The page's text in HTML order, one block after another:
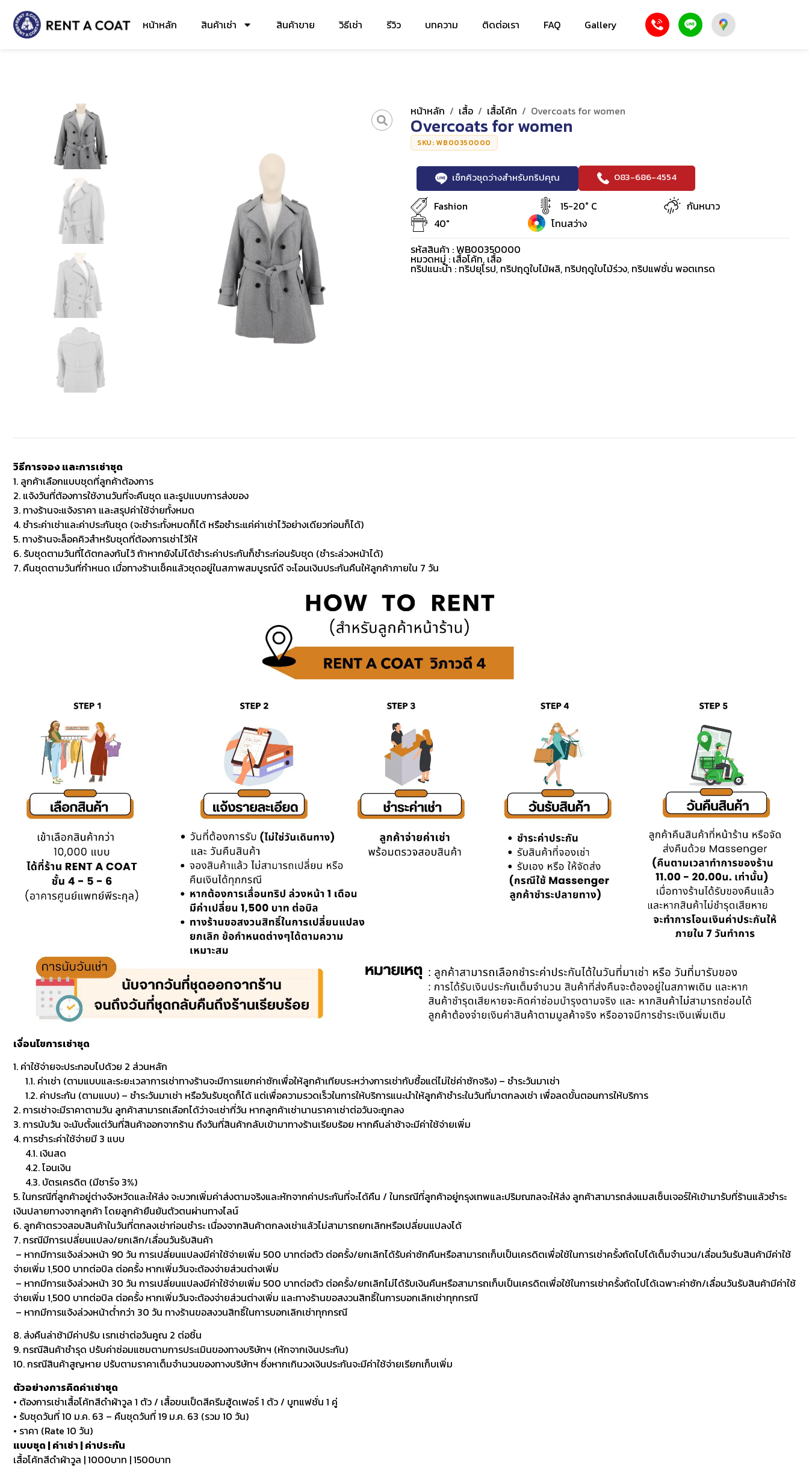
หน้าหลัก สินค้าเช่า สินค้าขาย วิธีเช่า รีวิว บทความ ติดต่อเรา FAQ Gallery
หน้าหลัก / เสื้อ / เสื้อโค้ท / Overcoats for women
Overcoats for women
SKU: WB00350000
เช็กคิวชุดว่างสำหรับทริปคุณ 083-686-4554
Fashion 15-20° C
กันหนาว
40"
โทนสว่าง
รหัสสินค้า : WB00350000
หมวดหมู่ : เสื้อโค้ท, เสื้อ
ทริปแนะนำ : ทริปยุโรป, ทริปฤดูใบไม้ผลิ, ทริปฤดูใบไม้ร่วง, ทริปแฟชั่น พอตเทรด
วิธีการจอง และการเช่าชุด
1. ลูกค้าเลือกแบบชุดที่ลูกค้าต้องการ
2. แจ้งวันที่ต้องการใช้งานวันที่จะคืนชุด และรูปแบบการส่งของ
3. ทางร้านจะแจ้งราคา และสรุปค่าใช้จ่ายทั้งหมด
4. ชำระค่าเช่าและค่าประกันชุด (จะชำระทั้งหมดก็ได้ หรือชำระแค่ค่าเช่าไว้อย่างเดียวก่อนก็ได้)
5. ทางร้านจะล็อคคิวสำหรับชุดที่ต้องการเช่าไว้ให้
6. รับชุดตามวันที่ได้ตกลงกันไว้ ถ้าหากยังไม่ได้ชำระค่าประกันก็ชำระก่อนรับชุด (ชำระล่วงหน้าได้)
7. คืนชุดตามวันที่กำหนด เมื่อทางร้านเช็คแล้วชุดอยู่ในสภาพสมบูรณ์ดี จะโอนเงินประกันคืนให้ลูกค้าภายใน 7 วัน
เงื่อนไขการเช่าชุด
1. ค่าใช้จ่ายจะประกอบไปด้วย 2 ส่วนหลัก
1.1. ค่าเช่า (ตามแบบและระยะเวลาการเช่าทางร้านจะมีการแยกค่าซักเพื่อให้ลูกค้าเทียบระหว่างการเช่ากับซื้อแต่ไม่ใช่ค่าซักจริง) – ชำระวันมาเช่า
1.2. ค่าประกัน (ตามแบบ) – ชำระวันมาเช่า หรือวันรับชุดก็ได้ แต่เพื่อความรวดเร็วในการให้บริการแนะนำให้ลูกค้าชำระในวันที่มาตกลงเช่า เพื่อลดขั้นตอนการให้บริการ
2. การเช่าจะมีราคาตามวัน ลูกค้าสามารถเลือกได้ว่าจะเช่ากี่วัน หากลูกค้าเช่านานราคาเช่าต่อวันจะถูกลง
3. การนับวัน จะนับตั้งแต่วันที่สินค้าออกจากร้าน ถึงวันที่สินค้ากลับเข้ามาทางร้านเรียบร้อย หากคืนล่าช้าจะมีค่าใช้จ่ายเพิ่ม
4. การชำระค่าใช้จ่ายมี 3 แบบ
4.1. เงินสด
4.2. โอนเงิน
4.3. บัตรเครดิต (มีชาร์จ 3%)
5. ในกรณีที่ลูกค้าอยู่ต่างจังหวัดและให้ส่ง จะบวกเพิ่มค่าส่งตามจริงและหักจากค่าประกันที่จะได้คืน / ในกรณีที่ลูกค้าอยู่กรุงเทพและปริมณฑลจะให้ส่ง ลูกค้าสามารถส่งแมสเซ็นเจอร์ให้เข้ามารับที่ร้านแล้วชำระ
เงินปลายทางจากลูกค้า โดยลูกค้ายืนยันตัวตนผ่านทางไลน์
6. ลูกค้าตรวจสอบสินค้าในวันที่ตกลงเช่าก่อนชำระ เนื่องจากสินค้าตกลงเช่าแล้วไม่สามารถยกเลิกหรือเปลี่ยนแปลงได้
7. กรณีมีการเปลี่ยนแปลง/ยกเลิก/เลื่อนวันรับสินค้า
– หากมีการแจ้งล่วงหน้า 90 วัน การเปลี่ยนแปลงมีค่าใช้จ่ายเพิ่ม 500 บาทต่อตัว ต่อครั้ง/ยกเลิกได้รับค่าซักคืนหรือสามารถเก็บเป็นเครดิตเพื่อใช้ในการเช่าครั้งถัดไปได้เต็มจำนวน/เลื่อนวันรับสินค้ามีค่าใช้
จ่ายเพิ่ม 1,500 บาทต่อบิล ต่อครั้ง หากเพิ่มวันจะต้องจ่ายส่วนต่างเพิ่ม
– หากมีการแจ้งล่วงหน้า 30 วัน การเปลี่ยนแปลงมีค่าใช้จ่ายเพิ่ม 500 บาทต่อตัว ต่อครั้ง/ยกเลิกไม่ได้รับเงินคืนหรือสามารถเก็บเป็นเครดิตเพื่อใช้ในการเช่าครั้งถัดไปได้เฉพาะค่าซัก/เลื่อนวันรับสินค้ามีค่าใช้
จ่ายเพิ่ม 1,500 บาทต่อบิล ต่อครั้ง หากเพิ่มวันจะต้องจ่ายส่วนต่างเพิ่ม และทางร้านขอสงวนสิทธิ์ในการบอกเลิกเช่าทุกกรณี
– หากมีการแจ้งล่วงหน้าต่ำกว่า 30 วัน ทางร้านขอสงวนสิทธิ์ในการบอกเลิกเช่าทุกกรณี
8. ส่งคืนล่าช้ามีค่าปรับ เรทเช่าต่อวันคูณ 2 ต่อชิ้น
9. กรณีสินค้าชำรุด ปรับค่าซ่อมแซมตามการประเมินของทางบริษัทฯ (หักจากเงินประกัน)
10. กรณีสินค้าสูญหาย ปรับตามราคาเต็มจำนวนของทางบริษัทฯ ซึ่งหากเกินวงเงินประกันจะมีค่าใช้จ่ายเรียกเก็บเพิ่ม
ตัวอย่างการคิดค่าเช่าชุด
• ต้องการเช่าเสื้อโค้ทสีดำผ้าวูล 1 ตัว / เสื้อขนเป็ดสีครีมฮู้ดเฟอร์ 1 ตัว / บูทแฟชั่น 1 คู่
• รับชุดวันที่ 10 ม.ค. 63 – คืนชุดวันที่ 19 ม.ค. 63 (รวม 10 วัน)
• ราคา (Rate 10 วัน)
แบบชุด | ค่าเช่า | ค่าประกัน
เสื้อโค้ทสีดำผ้าวูล | 1000บาท | 1500บาท